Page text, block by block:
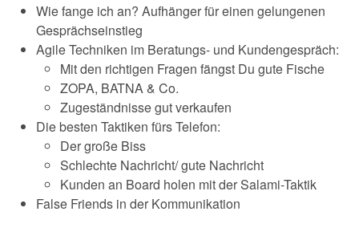
Wie fange ich an? Aufhänger für einen gelungenen
Gesprächseinstieg
Agile Techniken im Beratungs- und Kundengespräch:
Mit den richtigen Fragen fängst Du gute Fische
ZOPA, BATNA & Co.
Zugeständnisse gut verkaufen
Die besten Taktiken fürs Telefon:
Der große Biss
Schlechte Nachricht/ gute Nachricht
Kunden an Board holen mit der Salami-Taktik
False Friends in der Kommunikation